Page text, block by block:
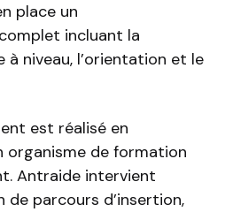
place un
incluant la
à niveau, l’orientation et le
est réalisé en
organisme de formation
Antraide intervient
de parcours d’insertion,